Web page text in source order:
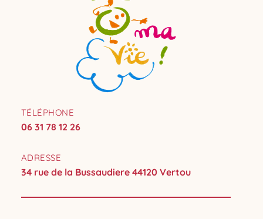
TÉLÉPHONE
06 31 78 12 26
ADRESSE
34 rue de la Bussaudiere 44120 Vertou